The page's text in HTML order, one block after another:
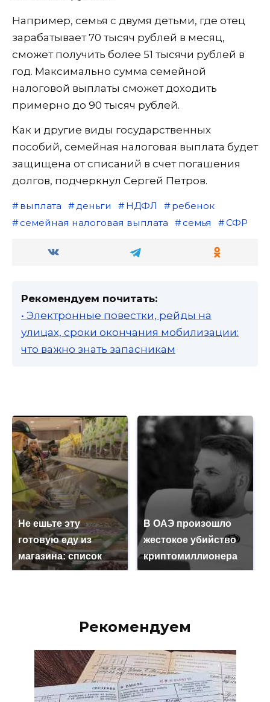
Например, семья с двумя детьми, где отец
зарабатывает 70 тысяч рублей в месяц,
сможет получить более 51 тысячи рублей в
год. Максимально сумма семейной
налоговой выплаты сможет доходить
примерно до 90 тысяч рублей.
Как и другие виды государственных
пособий, семейная налоговая выплата будет
защищена от списаний в счет погашения
долгов, подчеркнул Сергей Петров.
выплата деньги НДФЛ
ребенок
семейная налоговая выплата
семья СФР
Рекомендуем почитать:
• Электронные повестки, рейды на
улицах, сроки окончания мобилизации:
что важно знать запасникам
Не ешьте эту
готовую еду из
магазина: список
В ОАЭ произошло
жестокое убийство
криптомиллионера
Рекомендуем